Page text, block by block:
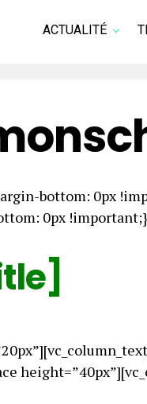
ACTUALITÉ
bottom: 0px
0px